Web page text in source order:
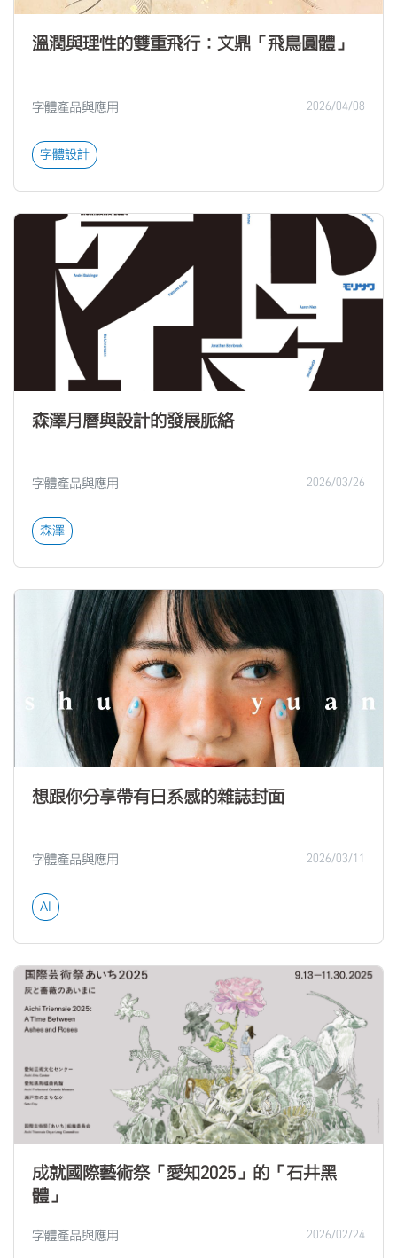
溫潤與理性的雙重飛行：文鼎「飛鳥圓體」
字體產品與應用 2026/04/08
字體設計
森澤月曆與設計的發展脈絡
字體產品與應用 2026/03/26
森澤
想跟你分享帶有日系感的雜誌封面
字體產品與應用 2026/03/11
AI
成就國際藝術祭「愛知2025」的「石井黑
體」
字體產品與應用 2026/02/24